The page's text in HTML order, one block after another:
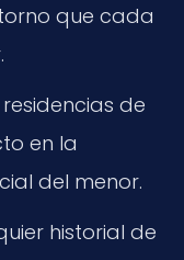
que cada
de
en la
del menor.
historial de